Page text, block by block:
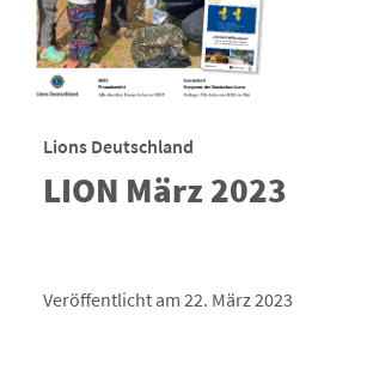
Lions Deutschland
LION März 2023
Veröffentlicht am 22. März 2023